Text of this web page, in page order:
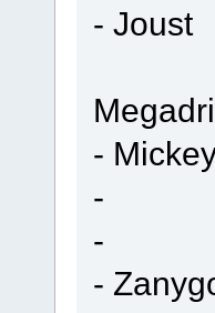
- Joust
-
-
-
-